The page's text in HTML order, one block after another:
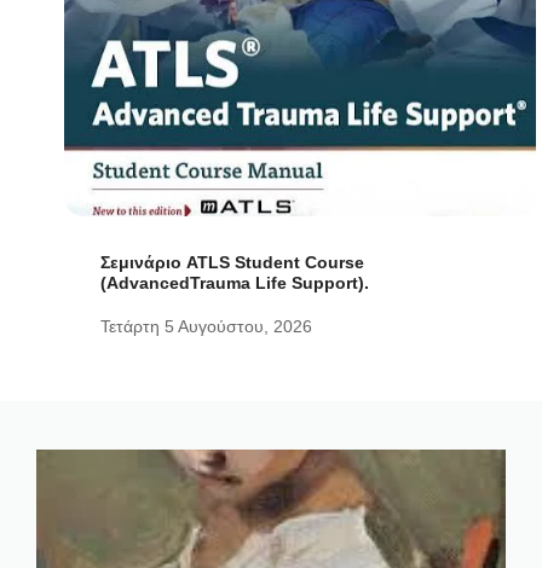
Σεμινάριο ATLS Student Course
(AdvancedTrauma Life Support).
Τετάρτη 5 Αυγούστου, 2026